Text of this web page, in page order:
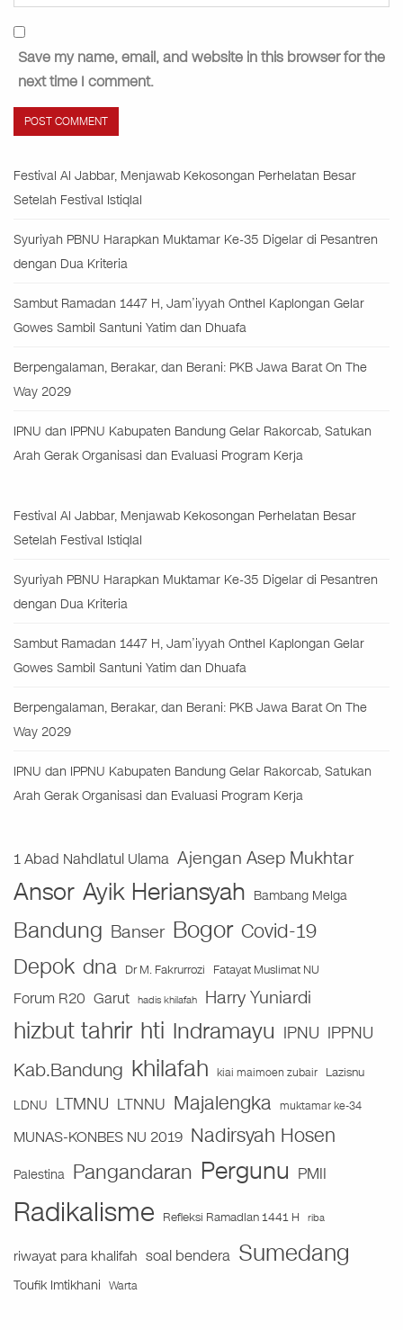
Save my name, email, and website in this browser for the
next time I comment.
Festival Al Jabbar, Menjawab Kekosongan Perhelatan Besar
Setelah Festival Istiqlal
Syuriyah PBNU Harapkan Muktamar Ke-35 Digelar di Pesantren
dengan Dua Kriteria
Sambut Ramadan 1447 H, Jam’iyyah Onthel Kaplongan Gelar
Gowes Sambil Santuni Yatim dan Dhuafa
Berpengalaman, Berakar, dan Berani: PKB Jawa Barat On The
Way 2029
IPNU dan IPPNU Kabupaten Bandung Gelar Rakorcab, Satukan
Arah Gerak Organisasi dan Evaluasi Program Kerja
Festival Al Jabbar, Menjawab Kekosongan Perhelatan Besar
Setelah Festival Istiqlal
Syuriyah PBNU Harapkan Muktamar Ke-35 Digelar di Pesantren
dengan Dua Kriteria
Sambut Ramadan 1447 H, Jam’iyyah Onthel Kaplongan Gelar
Gowes Sambil Santuni Yatim dan Dhuafa
Berpengalaman, Berakar, dan Berani: PKB Jawa Barat On The
Way 2029
IPNU dan IPPNU Kabupaten Bandung Gelar Rakorcab, Satukan
Arah Gerak Organisasi dan Evaluasi Program Kerja
1 Abad Nahdlatul Ulama Ajengan Asep Mukhtar
Ansor Ayik Heriansyah Bambang Melga
Bandung Banser Bogor Covid-19
Depok dna Dr M. Fakrurrozi Fatayat Muslimat NU
Forum R20 Garut hadis khilafah Harry Yuniardi
hizbut tahrir hti Indramayu IPNU IPPNU
Kab.Bandung khilafah kiai maimoen zubair
Lazisnu
LDNU LTMNU LTNNU Majalengka muktamar ke-34
MUNAS-KONBES NU 2019 Nadirsyah Hosen
Palestina Pangandaran Pergunu PMII
Radikalisme Refleksi Ramadlan 1441 H riba
riwayat para khalifah soal bendera Sumedang
Toufik Imtikhani Warta